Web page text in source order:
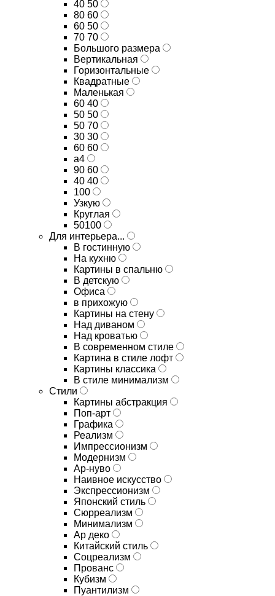
40 50
80 60
60 50
70 70
Большого размера
Вертикальная
Горизонтальные
Квадратные
Маленькая
60 40
50 50
50 70
30 30
60 60
а4
90 60
40 40
100
Узкую
Круглая
50100
Для интерьера...
В гостинную
На кухню
Картины в спальню
В детскую
Офиса
в прихожую
Картины на стену
Над диваном
Над кроватью
В современном стиле
Картина в стиле лофт
Картины классика
В стиле минимализм
Стили
Картины абстракция
Поп-арт
Графика
Реализм
Импрессионизм
Модернизм
Ар-нуво
Наивное искусство
Экспрессионизм
Японский стиль
Сюрреализм
Минимализм
Ар деко
Китайский стиль
Соцреализм
Прованс
Кубизм
Пуантилизм